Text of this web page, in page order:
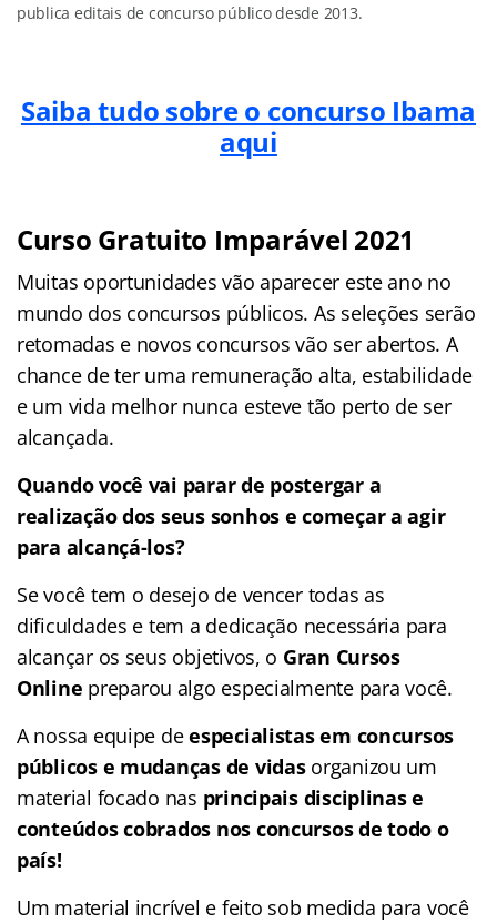
publica editais de concurso público desde 2013.
Saiba tudo sobre o concurso Ibama
aqui
Curso Gratuito Imparável 2021
Muitas oportunidades vão aparecer este ano no
mundo dos concursos públicos. As seleções serão
retomadas e novos concursos vão ser abertos. A
chance de ter uma remuneração alta, estabilidade
e um vida melhor nunca esteve tão perto de ser
alcançada.
Quando você vai parar de postergar a
realização dos seus sonhos e começar a agir
para alcançá-los?
Se você tem o desejo de vencer todas as
dificuldades e tem a dedicação necessária para
alcançar os seus objetivos, o Gran Cursos
Online preparou algo especialmente para você.
A nossa equipe deespecialistas em concursos
públicos e mudanças de vidasorganizou um
material focado nas principais disciplinas e
conteúdos cobrados nos concursos de todo o
país!
Um material incrível e feito sob medida para você